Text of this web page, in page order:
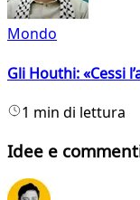
Mondo
Gli Houthi: «Cessi
1 min di lettura
Idee e